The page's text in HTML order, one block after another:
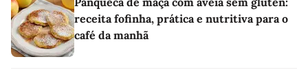
receita fofinha, prática e nutritiva para o
café da manhã